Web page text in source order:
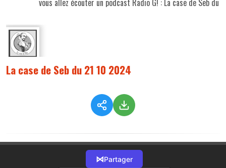
vous allez écouter un podcast Radio G! : La case de Seb du
La case de Seb du 21 10 2024
⋈Partager